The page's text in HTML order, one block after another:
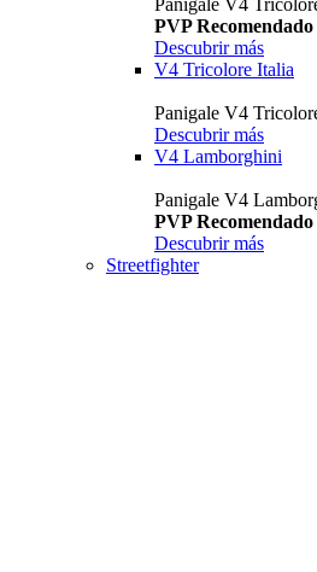
Panigale V4
PVP Recomendado
Descubrir más
V4 Tricolore Italia
Panigale V4
Descubrir más
V4 Lamborghini
Panigale V4
PVP Recomendado
Descubrir más
Streetfighter